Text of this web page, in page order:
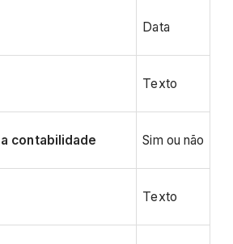
Data
Texto
contabilidade Sim ou não
Texto